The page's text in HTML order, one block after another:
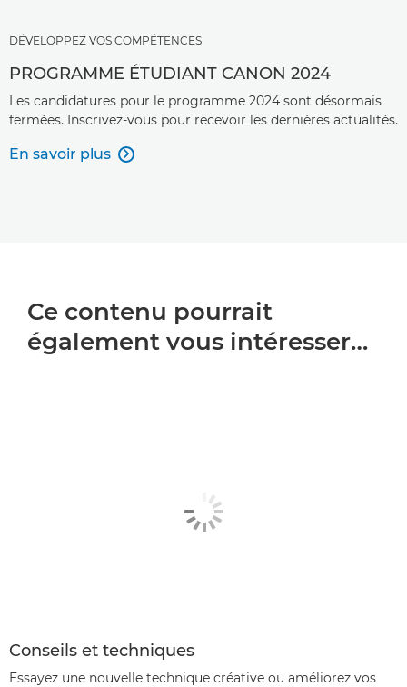
DÉVELOPPEZ VOS COMPÉTENCES
PROGRAMME ÉTUDIANT CANON 2024
Les candidatures pour le programme 2024 sont désormais
fermées. Inscrivez-vous pour recevoir les dernières actualités.
En savoir plus 
Ce contenu pourrait
également vous intéresser…
Conseils et techniques
Essayez une nouvelle technique créative ou améliorez vos